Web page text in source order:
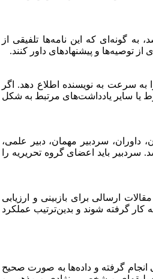
به گونه‌ای که این نامه‌ها تلفیقی از
توصیه‌ها و پیشنهادهای داور کنند.
به سرعت به نویسنده اطلاع دهد. اگر
یا سایر یادداشت‌های مرتبط به شکل
داوران، سردبیر مهمان، دبیر علمی،
باید اعضای گروه تحریریه را
ارسالی برای بازبینی و ارزیابی
کار گرفته شوند و بدین‌ترتیب عملکرد
گرفته و داده‌ها به صورت صحیح